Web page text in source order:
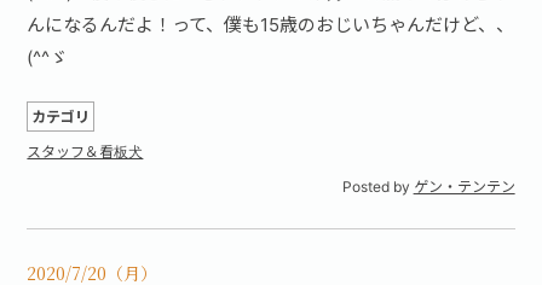
んになるんだよ！って、僕も15歳のおじいちゃんだけど、、
(^^ゞ
カテゴリ
スタッフ＆看板犬
Posted by ゲン・テンテン
2020/7/20（月）